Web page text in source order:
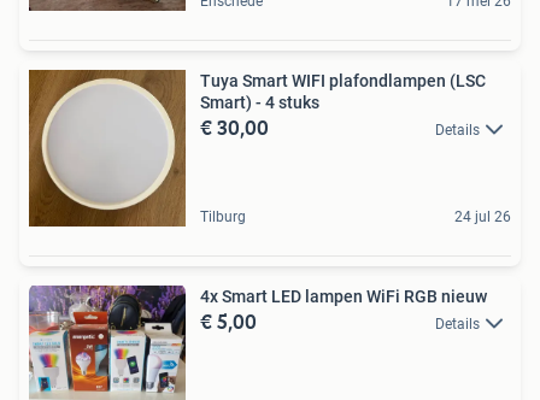
Tuya Smart WIFI plafondlampen (LSC
Smart) - 4 stuks
€ 30,00 Details
Tilburg 24 jul 26
4x Smart LED lampen WiFi RGB nieuw
€ 5,00 Details